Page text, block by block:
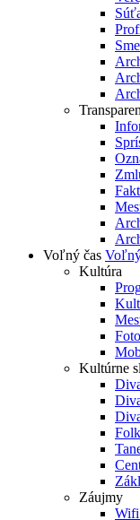
Voľný čas
Kultúra
Kultúrne
Záujmy
Wifi